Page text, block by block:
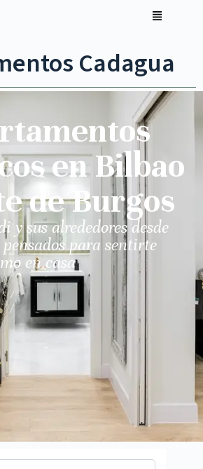
Cadagua
en Bilbao
de Burgos
y sus alrededores desde
para sentirte
en casa